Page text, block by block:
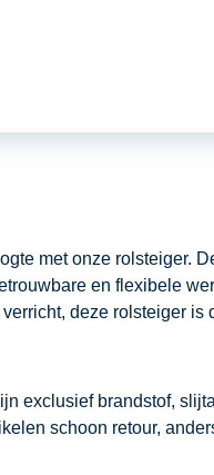
met onze rolsteiger.
en flexibele
deze rolsteiger is
exclusief brandstof,
schoon retour,